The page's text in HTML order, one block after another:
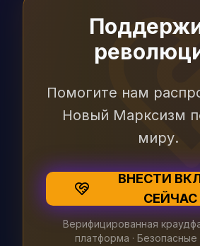
Помогите нам
Новый Марксизм
миру.
ВНЕСТИ
СЕЙЧАС
Верифицированная
платформа ·